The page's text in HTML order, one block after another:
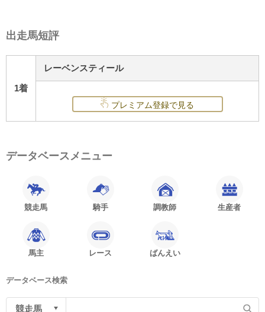
出走馬短評
1着
レーベンスティール
プレミアム登録で見る
データベースメニュー
競走馬 騎手 調教師 生産者
馬主 レース ばんえい
データベース検索